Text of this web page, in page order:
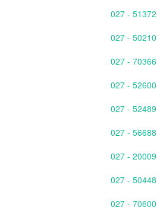
027 - 51372
027 - 50210
027 - 70366
027 - 52600
027 - 52489
027 - 56688
027 - 20009
027 - 50448
027 - 70600